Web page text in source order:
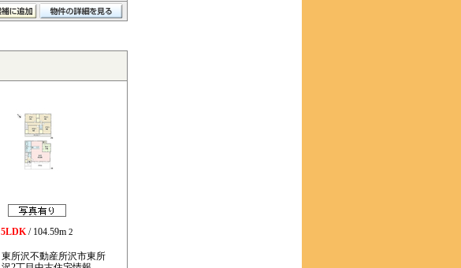
5LDK/ 104.59m 2
東所沢不動産所沢市東所